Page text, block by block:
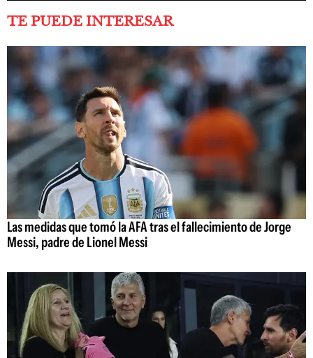
TE PUEDE INTERESAR
Las medidas que tomó la AFA tras el fallecimiento de Jorge
Messi, padre de Lionel Messi